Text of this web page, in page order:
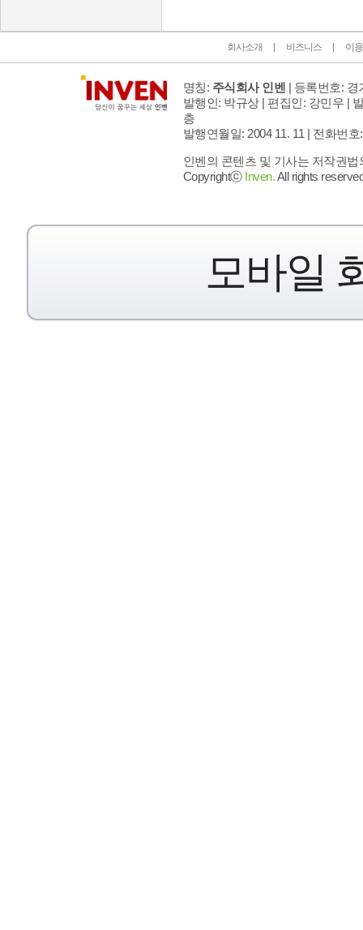
회사소개 비즈니스 이
명칭: 주식회사 인벤 | 등록번호: 경
발행인: 박규상 | 편집인: 강민우 |
층
발행연월일: 2004 11. 11 | 전화번호
인벤의 콘텐츠 및 기사는 저작권
Copyrightⓒ Inven.All rights
모바일